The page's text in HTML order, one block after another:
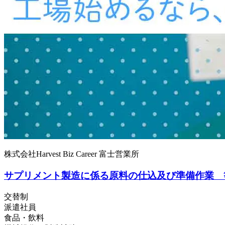
株式会社Harvest Biz Career 富士営業所
サプリメント製造に係る原料の仕込及び準備作業
交替制
派遣社員
食品・飲料